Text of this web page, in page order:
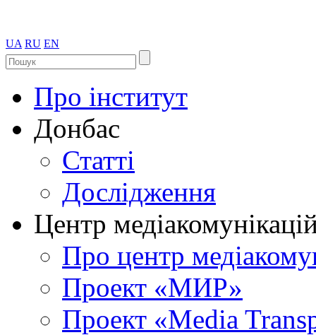
UA RU EN
Про інститут
Донбас
Статті
Дослідження
Центр
Про центр
Проект «МИР»
Проект «Media